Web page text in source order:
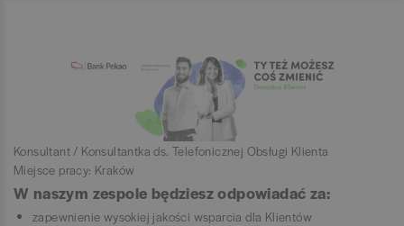
Konsultant / Konsultantka ds. Telefonicznej Obsługi Klienta
Miejsce pracy: Kraków
W naszym zespole będziesz odpowiadać za:
zapewnienie wysokiej jakości wsparcia dla Klientów